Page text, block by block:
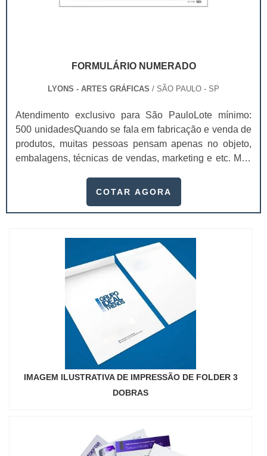
FORMULÁRIO NUMERADO
LYONS - ARTES GRÁFICAS / SÃO PAULO - SP
Atendimento exclusivo para São PauloLote mínimo:
500 unidadesQuando se fala em fabricação e venda de
produtos, muitas pessoas pensam apenas no objeto,
embalagens, técnicas de vendas, marketing e etc. Mas
e logística adequada, esses esforços podem não valer
um papel de destaque muito abrangente, pois este item,
COTAR AGORA
IMAGEM ILUSTRATIVA DE IMPRESSÃO DE FOLDER 3
DOBRAS